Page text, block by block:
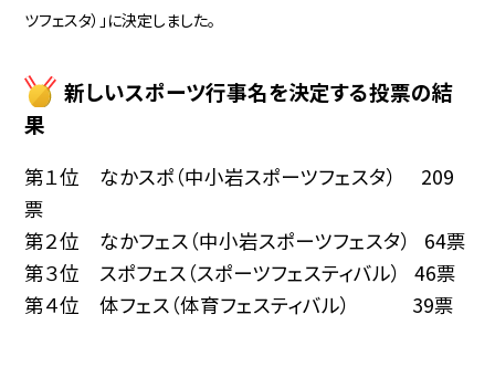
ツフェスタ）」に決定しました。
新しいスポーツ行事名を決定する投票の結
果
第１位 なかスポ（中小岩スポーツフェスタ） 209
票
第２位 なかフェス（中小岩スポーツフェスタ） 64票
第３位
スポフェス（スポーツフェスティバル）46票
第４位体フェス（体育フェスティバル） 39票